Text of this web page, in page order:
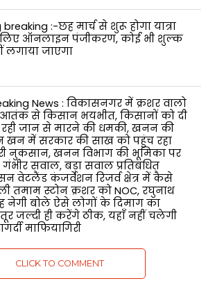
breaking :-छह मार्च से शुरू होगा यात्रा
ऑनलाइन पंजीकरण, कोई भी शुल्क
लगाया जाएगा
News : विकासनगर में क्रशर वालो
से किसान भयभीत, किसानों को दी
रही जान से मारने की धमकी, खनन की
खन में सरकार की साख को पहुंच रहा
नुकसान, खनन विभाग की भूमिका पर
सवाल, बड़ा सवाल प्रतिबंधित
वेटलैंड कंजर्वेशन रिजर्व क्षेत्र में कैसे
तमाम स्टोन क्रशर को NOC, रघुनाथ
नेगी बोले ऐसे लोगों के दिमाग का
जल्दी ही करेंगे ठीक, यहाँ नहीं चलेगी
माफियागिरी
CLICK TO COMMENT